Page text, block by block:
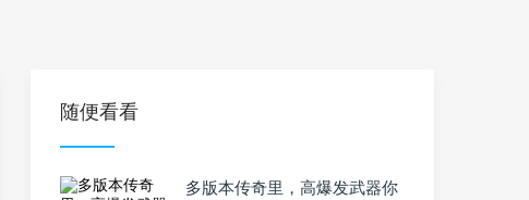
随便看看
多版本传奇里，高爆发武器你